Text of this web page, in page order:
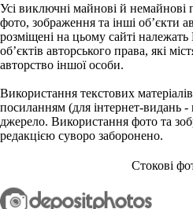
Усі виключні майнові й немайнові
фото, зображення та інші об’єкти
розміщені на цьому сайті
об’єктів авторського права, які
авторство іншої особи.
Використання текстових
посиланням (для інтернет-видань -
джерело. Використання фото та
редакцією суворо заборонено.
Стокові